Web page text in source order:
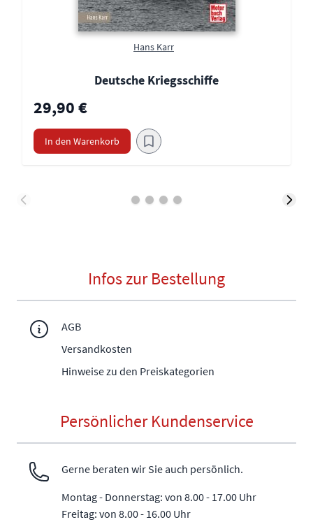
Hans Karr
Deutsche Kriegsschiffe
29,90 €
In den Warenkorb
Infos zur Bestellung
AGB
Versandkosten
Hinweise zu den Preiskategorien
Persönlicher Kundenservice
Gerne beraten wir Sie auch persönlich.
Montag - Donnerstag: von 8.00 - 17.00 Uhr
Freitag: von 8.00 - 16.00 Uhr